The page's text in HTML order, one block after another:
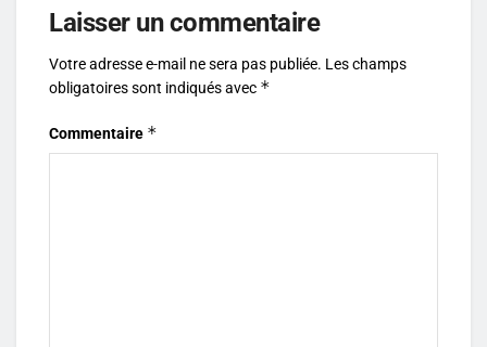
Laisser un commentaire
Votre adresse e-mail ne sera pas publiée. Les champs
obligatoires sont indiqués avec *
Commentaire *